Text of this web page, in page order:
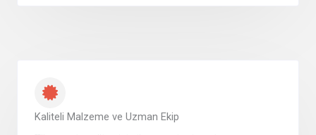
Kaliteli Malzeme ve Uzman Ekip